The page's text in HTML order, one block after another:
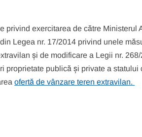
privind exercitarea de către Ministerul
Legea nr. 17/2014 privind unele
și de modificare a Legii nr.
proprietate publică și private a statului
ofertă de vânzare teren extravilan.